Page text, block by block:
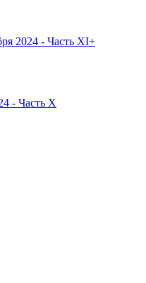
2024 - Часть XI+
- Часть X